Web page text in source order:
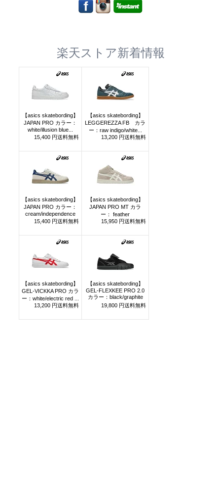
楽天ストア新着情報